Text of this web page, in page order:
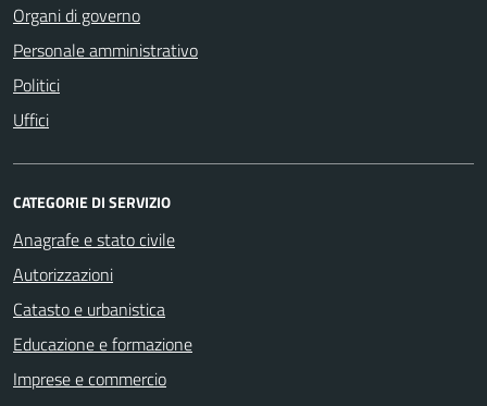
Organi di governo
Personale amministrativo
Politici
Uffici
CATEGORIE DI SERVIZIO
Anagrafe e stato civile
Autorizzazioni
Catasto e urbanistica
Educazione e formazione
Imprese e commercio